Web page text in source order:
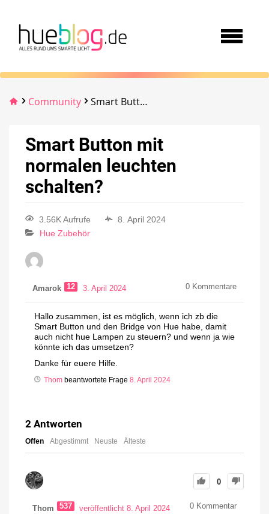
Community Smart Button mit normalen leuchten schalten?
Smart Button mit
normalen leuchten
schalten?
3.56K Aufrufe
8. April 2024
Hue Zubehör
Amarok 12 3. April 2024 0 Kommentare
Hallo zusammen, ist es möglich, wenn ich zb die
Smart Button und den Bridge von Hue habe, damit
auch nicht hue Lampen zu steuern? und wenn ja wie
könnte ich das umsetzen?
Danke für euere Hilfe.
Thom beantwortete Frage 8. April 2024
2 Antworten
Offen Abgestimmt Neuste Älteste
0
Thom 537 veröffentlicht 8. April 2024 0 Kommentar